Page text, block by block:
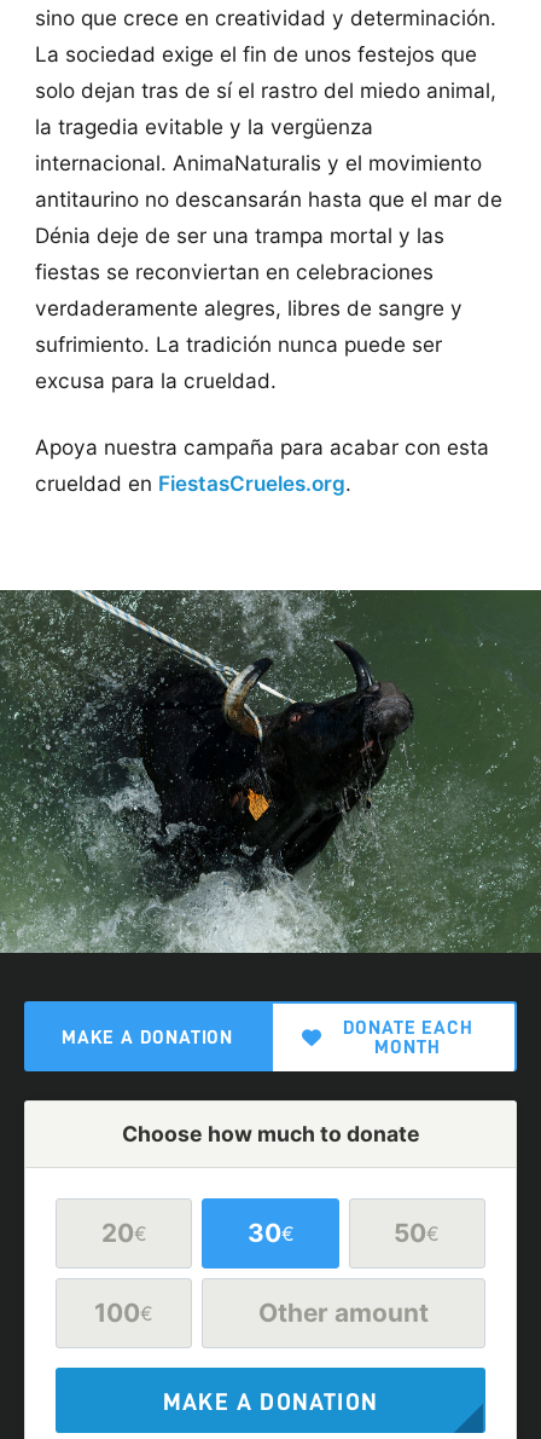
sino que crece en creatividad y determinación.
La sociedad exige el fin de unos festejos que
solo dejan tras de sí el rastro del miedo animal,
la tragedia evitable y la vergüenza
internacional. AnimaNaturalis y el movimiento
antitaurino no descansarán hasta que el mar de
Dénia deje de ser una trampa mortal y las
fiestas se reconviertan en celebraciones
verdaderamente alegres, libres de sangre y
sufrimiento. La tradición nunca puede ser
excusa para la crueldad.
Apoya nuestra campaña para acabar con esta
crueldad en FiestasCrueles.org.
MAKE A DONATION
DONATE EACH
MONTH
Choose how much to donate
20€ 30€ 50€
100€ Other amount
MAKE A DONATION